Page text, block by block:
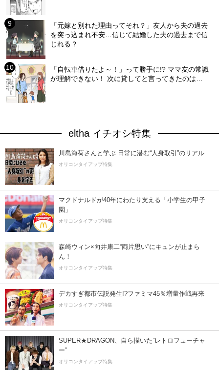
「元嫁と別れた理由ってそれ？」友人から夫の過去
を突っ込まれ不安…信じて結婚した夫の過去まで信
じれる？
「自転車借りたよ～！」って勝手に!? ママ友の常識
が理解できない！ 次に貸してと言ってきたのは…
eltha イチオシ特集
川島海荷さんと学ぶ 日常に潜む“人身取引”のリアル
オリコンタイアップ特集
マクドナルドが40年にわたり支える「小学生の甲子
園」
オリコンタイアップ特集
森崎ウィン×向井康二“両片思い”にキュンが止まら
ん！
オリコンタイアップ特集
デカすぎ都市伝説発生!?ファミマ45％増量作戦再来
オリコンタイアップ特集
SUPER★DRAGON、自ら描いた”レトロフューチャ
ー”
オリコンタイアップ特集